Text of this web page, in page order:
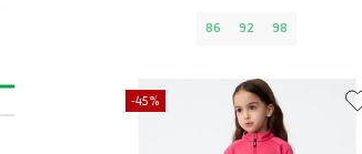
86 92 98
-45%